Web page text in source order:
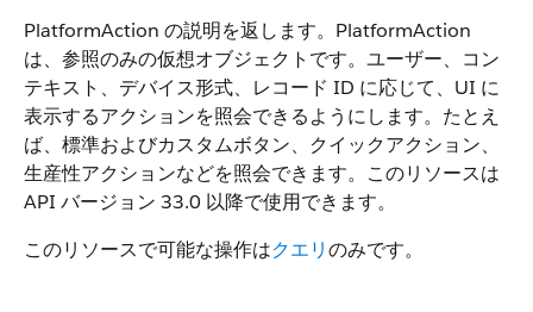
PlatformAction の説明を返します。PlatformAction
は、参照のみの仮想オブジェクトです。ユーザー、コン
テキスト、デバイス形式、レコード ID に応じて、UI に
表示するアクションを照会できるようにします。たとえ
ば、標準およびカスタムボタン、クイックアクション、
生産性アクションなどを照会できます。このリソースは
API バージョン 33.0 以降で使用できます。
このリソースで可能な操作はクエリのみです。